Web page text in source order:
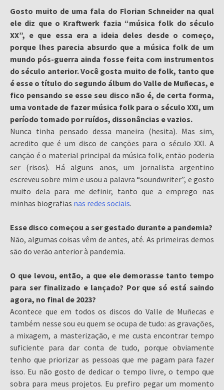
Gosto muito de uma fala do Florian Schneider na qual
ele diz que o Kraftwerk fazia “música folk do século
XX”, e que essa era a ideia deles desde o começo,
porque lhes parecia absurdo que a música folk de um
mundo pós-guerra ainda fosse feita com instrumentos
do século anterior. Você gosta muito de folk, tanto que
é esse o título do segundo álbum do Valle de Muñecas, e
fico pensando se esse seu disco não é, de certa forma,
uma vontade de fazer música folk para o século XXI, um
período tomado por ruídos, dissonâncias e vazios.
Nunca tinha pensado dessa maneira (hesita). Mas sim,
acredito que é um disco de canções para o século XXI. A
canção é o material principal da música folk, então poderia
ser (risos). Há alguns anos, um jornalista argentino
escreveu sobre mim e usou a palavra “soundwriter”, e gosto
muito dela para me definir, tanto que a emprego nas
minhas biografias nas redes sociais.
Esse disco começou a ser gestado durante a pandemia?
Não, algumas coisas vêm de antes, até. As primeiras demos
são do verão anterior à pandemia.
O que levou, então, a que ele demorasse tanto tempo
para ser finalizado e lançado? Por que só está saindo
agora, no final de 2023?
Acontece que em todos os discos do Valle de Muñecas e
também nesse sou eu quem se ocupa de tudo: as gravações,
a mixagem, a masterização, e me custa encontrar tempo
suficiente para dar conta de tudo, porque obviamente
tenho que priorizar as pessoas que me pagam para fazer
isso. Eu não gosto de dedicar o tempo livre, o tempo que
sobra para meus projetos. Eu prefiro pegar um momento